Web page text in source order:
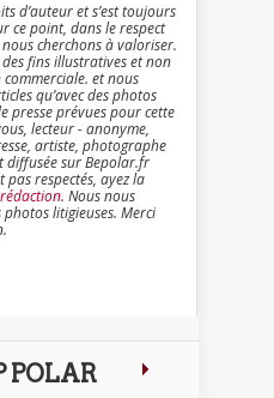
d’auteur et s’est toujours
ce point, dans le respect
cherchons à valoriser.
fins illustratives et non
et nous
qu’avec des photos
presse prévues pour cette
lecteur - anonyme,
artiste, photographe
diffusée sur Bepolar.fr
respectés, ayez la
rédaction. Nous nous
litigieuses. Merci
POLAR